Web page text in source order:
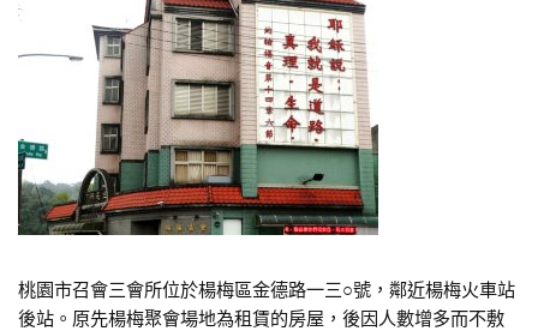
桃園市召會三會所位於楊梅區金德路一三○號，鄰近楊梅火車站
後站。原先楊梅聚會場地為租賃的房屋，後因人數增多而不敷